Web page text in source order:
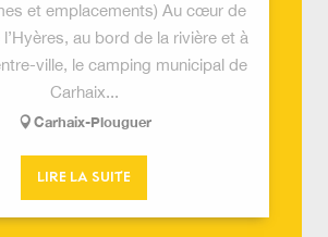
et emplacements) Au cœur de
l’Hyères, au bord de la rivière et à
ville, le camping municipal de
Carhaix...
Carhaix-Plouguer
LIRE LA SUITE